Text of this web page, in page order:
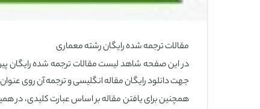
مقالات ترجمه شده رایگانرشته معماری
در این صفحه شاهد لیست مقالات ترجمه شده رایگان
جهت دانلود رایگان مقاله انگلیسی و ترجمه آن روی